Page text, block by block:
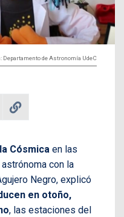
Departamento de Astronomía UdeC
Cósmica en las
con la
Negro, explicó
en otoño,
, las estaciones del